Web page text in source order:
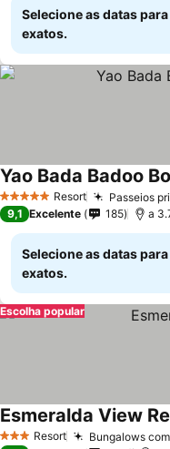
Selecione as datas
exatos.
5 Estrelas Resort Passeios
Yao Bada Badoo
9,1 Excelente 185 a
Selecione as datas
exatos.
Escolha popular
3 EstrelasResort Bungalows
Esmeralda View